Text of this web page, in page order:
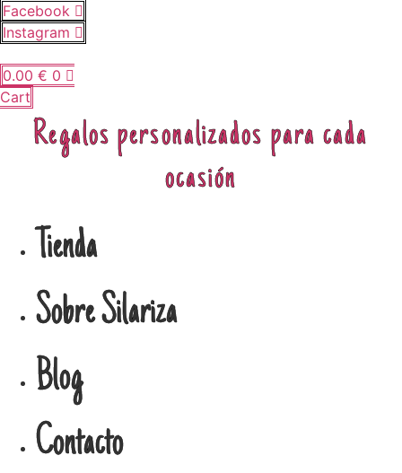
Ir
al
Facebook
Instagram
0.00 € 0
Cart
Regalos personalizados para cada
ocasión
Tienda
Sobre Silariza
Blog
Contacto